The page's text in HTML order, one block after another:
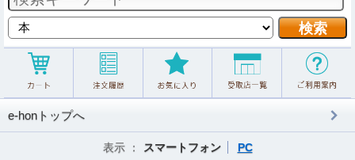
e-honトップへ
表示 ： スマートフォン PC